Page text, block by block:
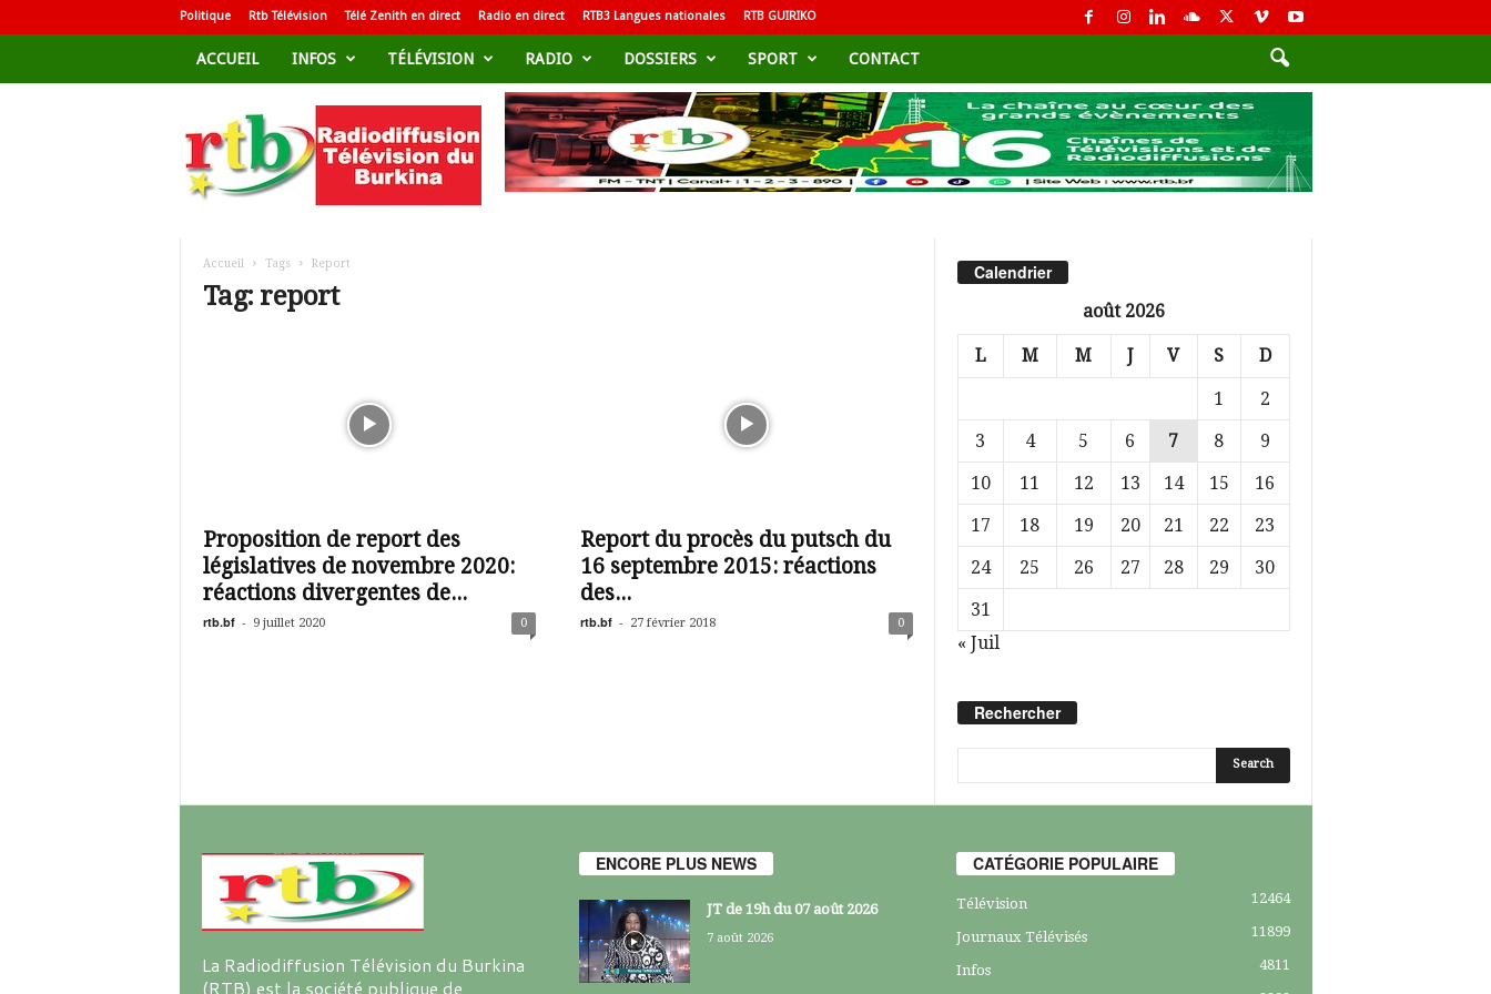
Politique Rtb Télévision Télé Zenith en direct Radio en direct RTB3 Langues nationales RTB GUIRIKO
ACCUEIL INFOS TÉLÉVISION RADIO DOSSIERS SPORT CONTACT
d
i
i
Accueil Tags Report
Tag: report
Proposition de report des
législatives de novembre 2020:
réactions divergentes de...
rtb.bf - 9 juillet 2020 0
Report du procès du putsch du
16 septembre 2015: réactions
des...
rtb.bf - 27 février 2018 0
Calendrier
août 2026
L M M J V S D
1
2
3
4 5 6 7 8
9
10
11 12 13 14 15
16
17
18 19 20 21 22
23
24
25 26 27 28 29
30
31
« Juil
Rechercher
La Radiodiffusion Télévision du Burkina
(RTB) est la société publique de
ENCORE PLUS NEWS
JT de 19h du 07 août 2026
7 août 2026
CATÉGORIE POPULAIRE
Télévision 12464
Journaux Télévisés 11899
Infos
4811